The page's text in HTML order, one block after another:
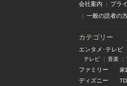
会社案内 プラ
一般の読者の
カテゴリー
エンタメ･テレビ
テレビ 音楽
ファミリー 家
ディズニー